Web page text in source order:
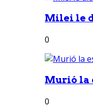
Milei le
0
Murió la
0